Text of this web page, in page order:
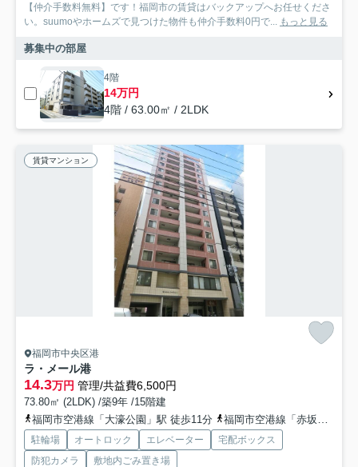
【仲介手数料無料】です！福岡市の賃貸はバックアップへお任せくださ
い。suumoやホームズで見つけた物件も仲介手数料0円で...
もっと見る
募集中の部屋
4階
14万円
4階 / 63.00㎡ / 2LDK
賃貸マンション
福岡市中央区港
ラ・メール港
14.3万円 管理/共益費6,500円
73.80㎡ (2LDK) /築9年 /15階建
福岡市空港線「大濠公園」駅 徒歩11分
福岡市空港線「赤坂」駅 徒歩14分
駐輪場 オートロック エレベーター
宅配ボックス
防犯カメラ
敷地内ごみ置き場